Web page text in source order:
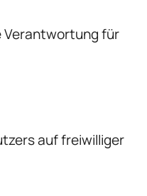
Verantwortung für
auf freiwilliger